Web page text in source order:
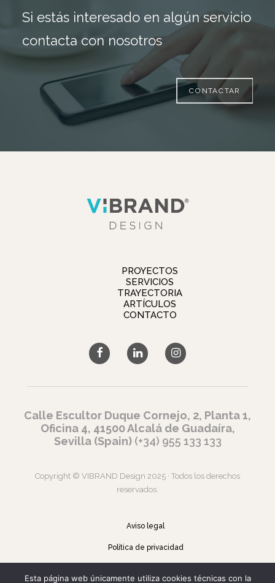
Si estás interesado en algún servicio
contacta con nosotros
CONTACTAR
PROYECTOS
SERVICIOS
TRAYECTORIA
ARTÍCULOS
CONTACTO
Calle Escultor Duque Cornejo, 2, Planta 1,
Oficina 4, 41500 Alcalá de Guadaíra,
Sevilla (Spain) (+34) 955 133 133
Copyright © VIBRAND Design 2025 · Todos los derechos
reservados.
Aviso legal
Política de privacidad
Esta página web únicamente utiliza cookies técnicas con la